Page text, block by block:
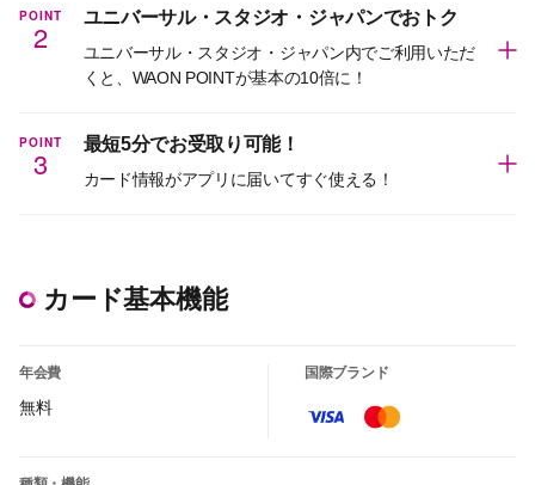
POINT
2
ユニバーサル・スタジオ・ジャパンでおトク
ユニバーサル・スタジオ・ジャパン内でご利用いただ
くと、WAON POINTが基本の10倍に！
POINT
3
最短5分でお受取り可能！
カード情報がアプリに届いてすぐ使える！
カード基本機能
年会費
無料
国際ブランド